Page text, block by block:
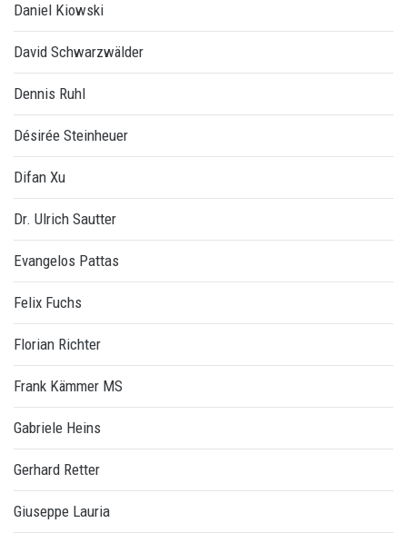
Daniel Kiowski
David Schwarzwälder
Dennis Ruhl
Désirée Steinheuer
Difan Xu
Dr. Ulrich Sautter
Evangelos Pattas
Felix Fuchs
Florian Richter
Frank Kämmer MS
Gabriele Heins
Gerhard Retter
Giuseppe Lauria